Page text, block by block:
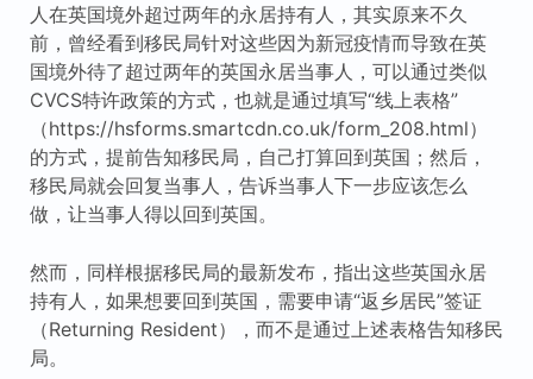
人在英国境外超过两年的永居持有人，其实原来不久
前，曾经看到移民局针对这些因为新冠疫情而导致在英
国境外待了超过两年的英国永居当事人，可以通过类似
CVCS特许政策的方式，也就是通过填写“线上表格”
（https://hsforms.smartcdn.co.uk/form_208.html）
的方式，提前告知移民局，自己打算回到英国；然后，
移民局就会回复当事人，告诉当事人下一步应该怎么
做，让当事人得以回到英国。
然而，同样根据移民局的最新发布，指出这些英国永居
持有人，如果想要回到英国，需要申请“返乡居民”签证
（Returning Resident），而不是通过上述表格告知移民
局。